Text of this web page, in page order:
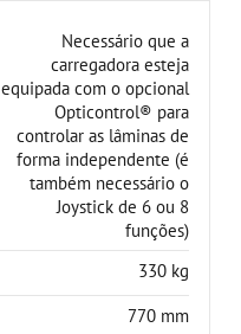
Necessário que a
carregadora esteja
equipada com o opcional
Opticontrol® para
controlar as lâminas de
forma independente (é
também necessário o
Joystick de 6 ou 8
funções)
330 kg
770 mm